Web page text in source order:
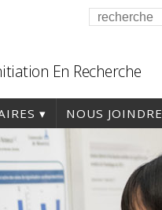
En Recherche
NOUS JOINDRE